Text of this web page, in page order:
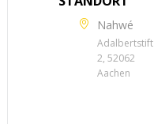
Nahwé
Adalbertstift
2, 52062
Aachen